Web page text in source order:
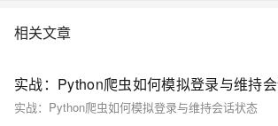
相关文章
实战：Python爬虫如何模拟登录与维持
实战：Python爬虫如何模拟登录与维持会话状态